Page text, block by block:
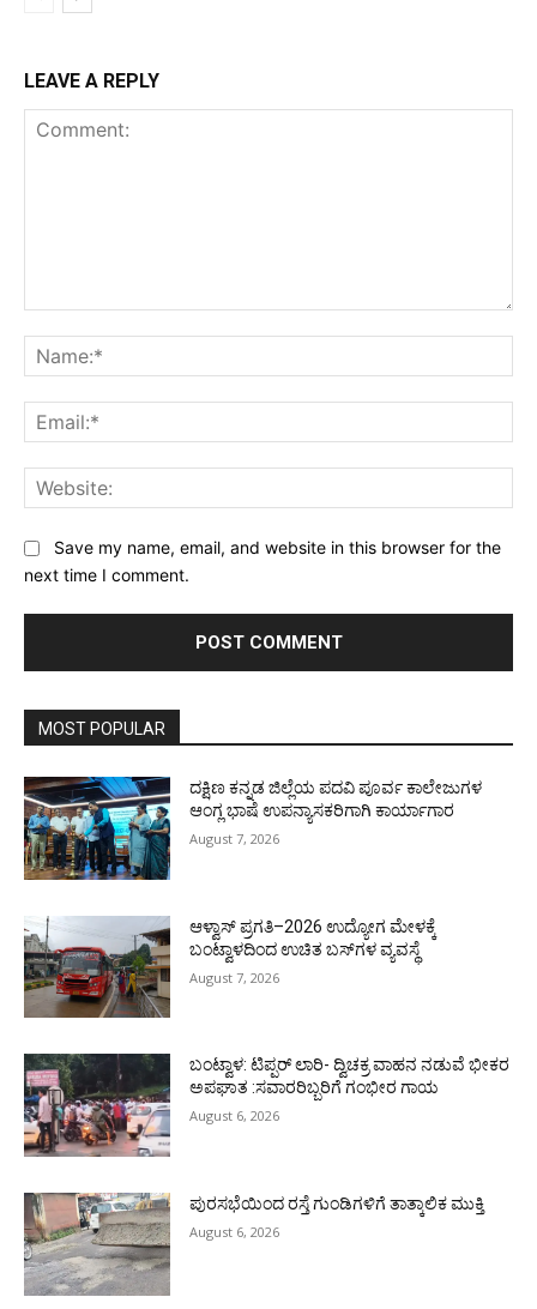
LEAVE A REPLY
Save my name, email, and website in this browser for the
next time I comment.
MOST POPULAR
ದಕ್ಷಿಣ ಕನ್ನಡ ಜಿಲ್ಲೆಯ ಪದವಿ ಪೂರ್ವ ಕಾಲೇಜುಗಳ
ಆಂಗ್ಲ ಭಾಷೆ ಉಪನ್ಯಾಸಕರಿಗಾಗಿ ಕಾರ್ಯಾಗಾರ
August 7, 2026
ಆಳ್ವಾಸ್ ಪ್ರಗತಿ–2026 ಉದ್ಯೋಗ ಮೇಳಕ್ಕೆ
ಬಂಟ್ವಾಳದಿಂದ ಉಚಿತ ಬಸ್‌ಗಳ ವ್ಯವಸ್ಥೆ
August 7, 2026
ಬಂಟ್ವಾಳ: ಟಿಪ್ಪರ್ ಲಾರಿ- ದ್ವಿಚಕ್ರ ವಾಹನ ನಡುವೆ ಭೀಕರ
ಅಪಘಾತ :ಸವಾರರಿಬ್ಬರಿಗೆ ಗಂಭೀರ ಗಾಯ
August 6, 2026
ಪುರಸಭೆಯಿಂದ ರಸ್ತೆ ಗುಂಡಿಗಳಿಗೆ ತಾತ್ಕಾಲಿಕ ಮುಕ್ತಿ
August 6, 2026